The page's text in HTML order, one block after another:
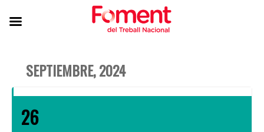
SEPTIEMBRE, 2024
26